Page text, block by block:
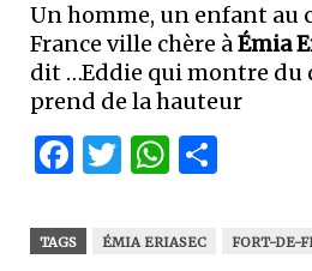
Un homme, un enfant au
France ville chère àÉmia
dit …Eddie qui montre du
prend de la hauteur
Facebook
Twitter
TAGS ÉMIA ERIASEC FORT-DE-